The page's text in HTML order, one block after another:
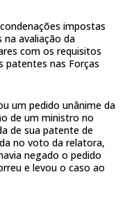
impostas
na avaliação da
com os requisitos
patentes nas Forças
um pedido unânime da
de um ministro no
de sua patente de
no voto da relatora,
negado o pedido
e levou o caso ao